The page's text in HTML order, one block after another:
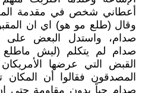
أعطاني شخص في مقدمة
وقال (طلع مو هو) اي ان
صدام، واستدل البعض على
صدام لم يتكلم (ليش
القبض التي عرضها
المصدقون فقالوا أن
صدام حياً بدون مقاومة حتى